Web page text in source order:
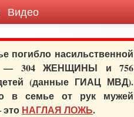
Видео
погибло насильственной
— 304 ЖЕНЩИНЫ и 756
(данные ГИАЦ МВД).
в семье от рук мужей
это НАГЛАЯ ЛОЖЬ.